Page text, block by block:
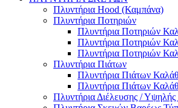
Πλυντήρια Hood (Καμπάνα)
Πλυντήρια Ποτηριών
Πλυντήρια Ποτηριών
Πλυντήρια Ποτηριών
Πλυντήρια Ποτηριών
Πλυντήρια Πιάτων
Πλυντήρια Πιάτων
Πλυντήρια Πιάτων
Πλυντήρια Διέλευσης /